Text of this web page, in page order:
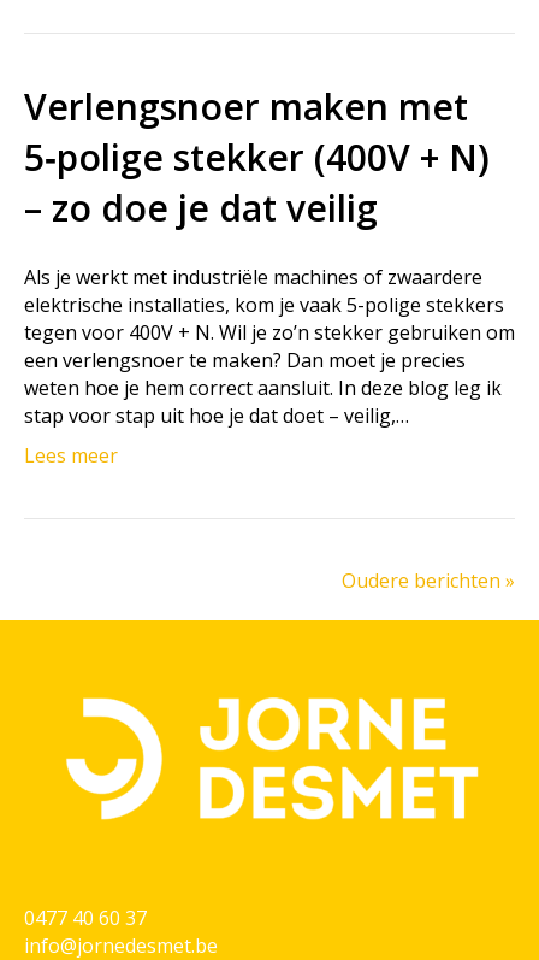
Verlengsnoer maken met
5‑polige stekker (400V + N)
– zo doe je dat veilig
Als je werkt met industriële machines of zwaardere
elektrische installaties, kom je vaak 5-polige stekkers
tegen voor 400V + N. Wil je zo’n stekker gebruiken om
een verlengsnoer te maken? Dan moet je precies
weten hoe je hem correct aansluit. In deze blog leg ik
stap voor stap uit hoe je dat doet – veilig,…
Lees meer
Oudere berichten »
0477 40 60 37
info@jornedesmet.be